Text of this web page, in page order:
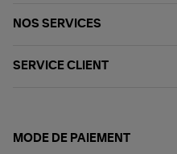
NOS SERVICES
SERVICE CLIENT
MODE DE PAIEMENT